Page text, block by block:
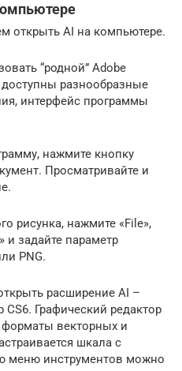
открыть AI на компьютере.
“родной” Adobe
разнообразные
интерфейс программы
нажмите кнопку
Просматривайте и
рисунка, нажмите «File»,
и задайте параметр
PNG.
расширение AI –
Графический редактор
векторных и
шкала с
меню инструментов можно